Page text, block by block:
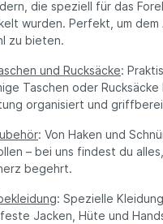
Ausrüstung zu
deine Angelrute
Spaß am Angeln zu
für
UrlauberPraktische
AusrüstungIdeal
für einen
gut vorbereitet
die Gewässer
die speziell für das
wurden. Perfekt, um
zu bieten.
und Rucksäcke:
Taschen oder
organisiert und
: Von Haken und
– bei uns findest du
begehrt.
: Spezielle
Jacken, Hüte und